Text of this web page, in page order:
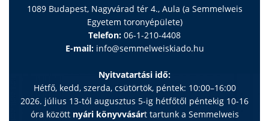
1089 Budapest, Nagyvárad tér 4., Aula (a Semmelweis
Egyetem toronyépülete)
Telefon: 06-1-210-4408
E-mail: info@semmelweiskiado.hu
Nyitvatartási idő:
Hétfő, kedd, szerda, csütörtök, péntek: 10:00–16:00
2026. július 13-tól augusztus 5-ig hétfőtől péntekig 10-16
óra között nyári könyvvásárt tartunk a Semmelweis